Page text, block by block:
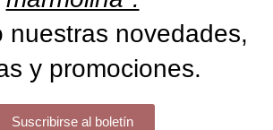
nuestras novedades,
y promociones.
Suscribirse al boletín